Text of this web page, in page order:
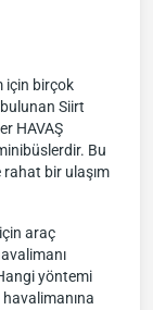
için birçok
Siirt
HAVAŞ
Bu
rahat bir ulaşım
araç
yöntemi